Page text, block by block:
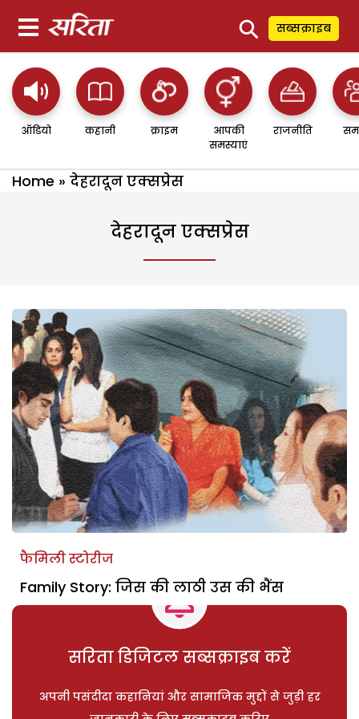
⚲ सब्सक्राइब
ऑडियो कहानी क्राइम
आपकी
समस्याएं
राजनीति
Home » देहरादून एक्सप्रेस
देहरादून एक्सप्रेस
फैमिली स्टोरीज
Family Story: जिस की लाठी उस की भैंस
सरिता डिजिटल सब्सक्राइब करें
अपनी पसंदीदा कहानियां और सामाजिक मुद्दों से जुड़ी हर